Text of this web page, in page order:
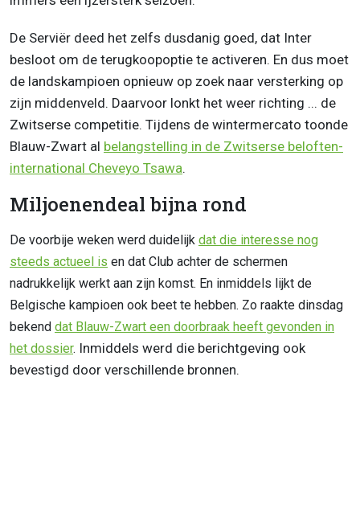
De Serviër deed het zelfs dusdanig goed, dat Inter
besloot om de terugkoopoptie te activeren. En dus moet
de landskampioen opnieuw op zoek naar versterking op
zijn middenveld. Daarvoor lonkt het weer richting ... de
Zwitserse competitie. Tijdens de wintermercato toonde
Blauw-Zwart al belangstelling in de Zwitserse beloften-
international Cheveyo Tsawa.
Miljoenendeal bijna rond
De voorbije weken werd duidelijk dat die interesse nog
steeds actueel is en dat Club achter de schermen
nadrukkelijk werkt aan zijn komst. En inmiddels lijkt de
Belgische kampioen ook beet te hebben. Zo raakte dinsdag
bekend dat Blauw-Zwart een doorbraak heeft gevonden in
het dossier. Inmiddels werd die berichtgeving ook
bevestigd door verschillende bronnen.